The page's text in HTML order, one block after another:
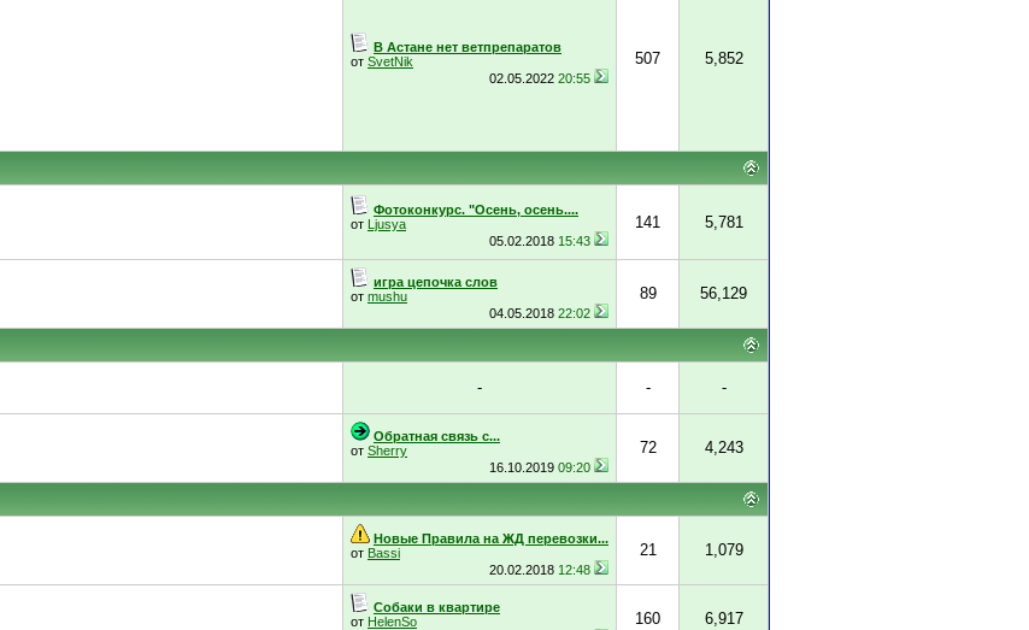
В Астане нет ветпрепаратов
от SvetNik
02.05.2022 20:55
507 5,852
Фотоконкурс. "Осень, осень....
от Ljusya
05.02.2018 15:43
141 5,781
игра цепочка слов
от mushu
04.05.2018 22:02
89 56,129
- - -
Обратная связь с...
от Sherry
16.10.2019 09:20
72 4,243
Новые Правила на ЖД перевозки...
от Bassi
20.02.2018 12:48
21 1,079
Собаки в квартире
от HelenSo
160 6,917